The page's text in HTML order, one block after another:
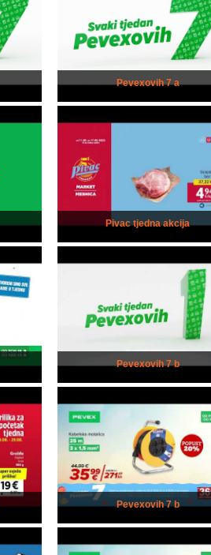
Pevexovih 7 a
Pivac tjedna akcija
Pevexovih 7 b
Pevexovih 7 b